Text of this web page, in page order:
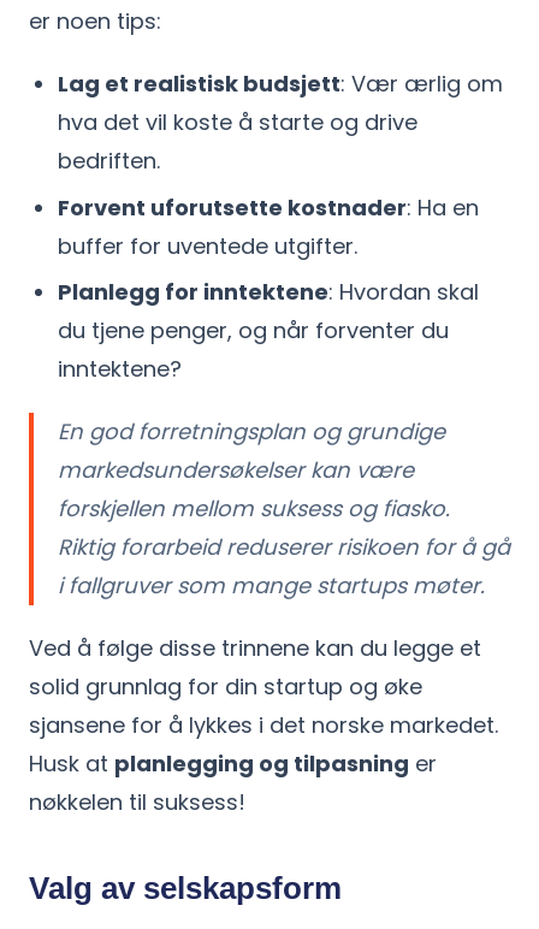
er noen tips:
Lag et realistisk budsjett: Vær ærlig om
hva det vil koste å starte og drive
bedriften.
Forvent uforutsette kostnader: Ha en
buffer for uventede utgifter.
Planlegg for inntektene: Hvordan skal
du tjene penger, og når forventer du
inntektene?
En god forretningsplan og grundige
markedsundersøkelser kan være
forskjellen mellom suksess og fiasko.
Riktig forarbeid reduserer risikoen for å gå
i fallgruver som mange startups møter.
Ved å følge disse trinnene kan du legge et
solid grunnlag for din startup og øke
sjansene for å lykkes i det norske markedet.
Husk at planlegging og tilpasning er
nøkkelen til suksess!
Valg av selskapsform